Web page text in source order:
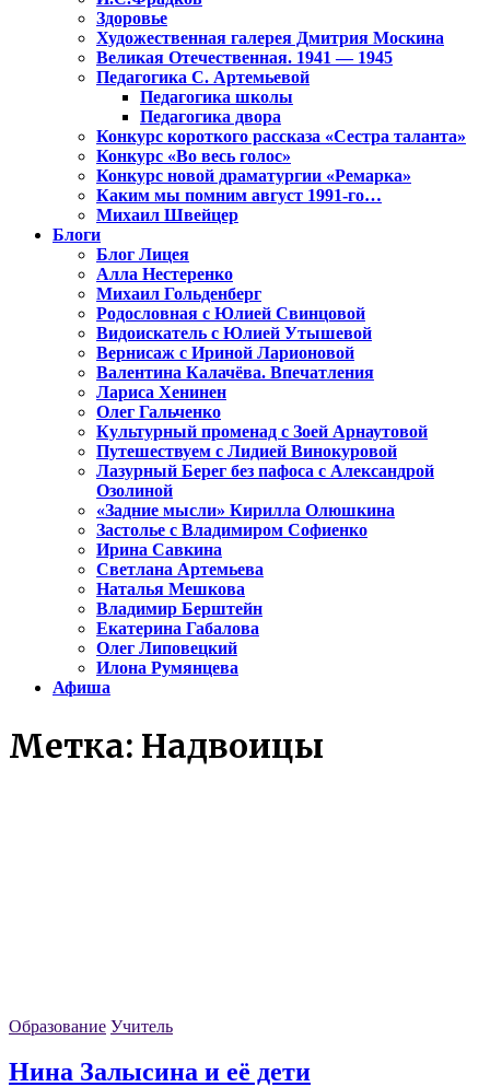
Здоровье
Художественная галерея Дмитрия Москина
Великая Отечественная. 1941 — 1945
Педагогика С. Артемьевой
Педагогика школы
Педагогика двора
Конкурс короткого рассказа «Сестра таланта»
Конкурс «Во весь голос»
Конкурс новой драматургии «Ремарка»
Каким мы помним август 1991-го…
Михаил Швейцер
Блоги
Блог Лицея
Алла Нестеренко
Михаил Гольденберг
Родословная с Юлией Свинцовой
Видоискатель с Юлией Утышевой
Вернисаж с Ириной Ларионовой
Валентина Калачёва. Впечатления
Лариса Хенинен
Олег Гальченко
Культурный променад с Зоей Арнаутовой
Путешествуем с Лидией Винокуровой
Лазурный Берег без пафоса с Александрой
Озолиной
«Задние мысли» Кирилла Олюшкина
Застолье с Владимиром Софиенко
Ирина Савкина
Светлана Артемьева
Наталья Мешкова
Владимир Берштейн
Екатерина Габалова
Олег Липовецкий
Илона Румянцева
Афиша
Метка: Надвоицы
Образование Учитель
Нина Залысина и её дети